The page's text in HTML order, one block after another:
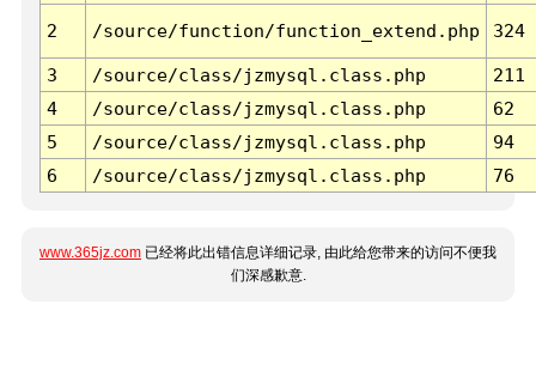
2 /source/function/function_extend.php 324
3 /source/class/jzmysql.class.php
211
4
/source/class/jzmysql.class.php
62
5
/source/class/jzmysql.class.php
94
6
/source/class/jzmysql.class.php 76
www.365jz.com 已经将此出错信息详细记录, 由此给您带来的访问不便我
们深感歉意.